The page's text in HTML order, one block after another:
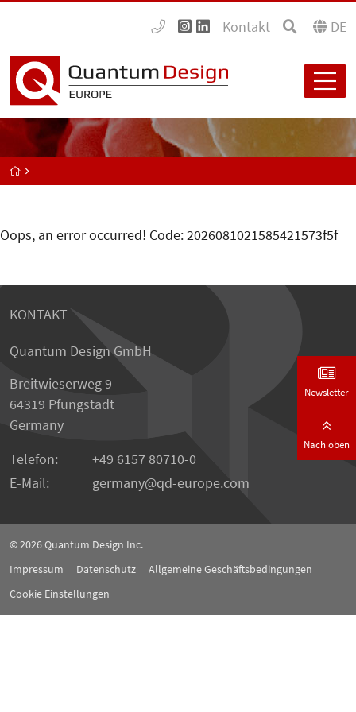
Kontakt DE
Oops, an error occurred! Code: 2026081021585421573f5f
KONTAKT
Quantum Design GmbH
Breitwieserweg 9
64319 Pfungstadt
Germany
Telefon:
+49 6157 80710-0
E-Mail:
germany qd-europe.com
© 2026Quantum Design Inc.
Impressum
Datenschutz
Allgemeine Geschäftsbedingungen
Cookie Einstellungen
Newsletter
Nach oben